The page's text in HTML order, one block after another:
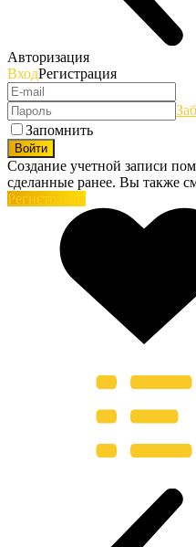
Авторизация
ВходРегистрация
Запомнить
Войти
Создание учетной записи
сделанные ранее. Вы также
Регистрация